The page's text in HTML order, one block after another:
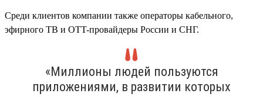
Среди клиентов компании также операторы кабельного,
эфирного ТВ и OTT-провайдеры России и СНГ.
«Миллионы людей пользуются
приложениями, в развитии которых